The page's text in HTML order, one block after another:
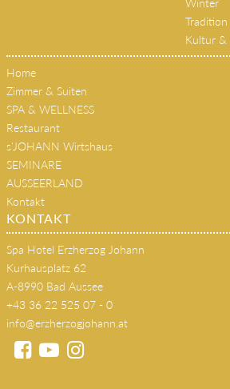
Kultur &
Home
Zimmer & Suiten
SPA & WELLNESS
Restaurant
s'JOHANN Wirtshaus
SEMINARE
AUSSEERLAND
Kontakt
KONTAKT
Spa Hotel Erzherzog Johann
Kurhausplatz 62
A-8990 Bad Aussee
+43 36 22 525 07 - 0
info@erzherzogjohann.at